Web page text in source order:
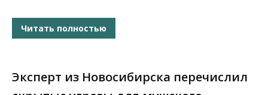
Читать полностью
Эксперт из Новосибирска перечислил